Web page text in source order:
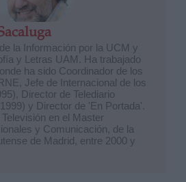
la Información por la UCM y
y Letras UAM. Ha trabajado
ha sido Coordinador de los
Jefe de Internacional de los
Director de Telediario
y Director de 'En Portada'.
en el Master
y Comunicación, de la
de Madrid, entre 2000 y